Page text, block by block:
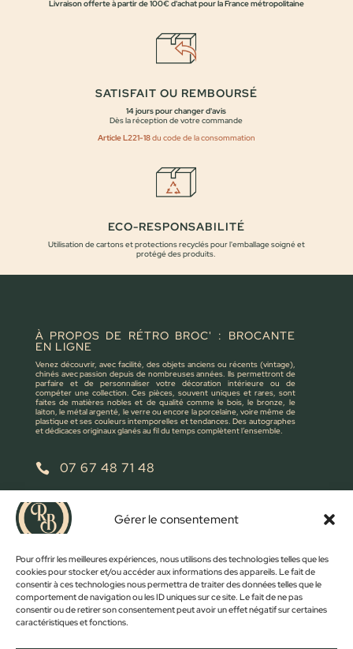
Gérer le consentement
Pour offrir les meilleures expériences, nous utilisons des technologies telles que les
cookies pour stocker et/ou accéder aux informations des appareils. Le fait de
consentir à ces technologies nous permettra de traiter des données telles que le
comportement de navigation ou les ID uniques sur ce site. Le fait de ne pas
consentir ou de retirer son consentement peut avoir un effet négatif sur certaines
caractéristiques et fonctions.
Livraison offerte à partir de 100€ d'achat pour la France métropolitaine
SATISFAIT OU REMBOURSÉ
14 jours pour changer d'avis
Dès la réception de votre commande
Article L221-18du code de la consommation
ECO-RESPONSABILITÉ
Utilisation de cartons et protections recyclés pour l'emballage soigné et
protégé des produits.
À PROPOS DE RÉTRO BROC' : BROCANTE
EN LIGNE
Venez découvrir, avec facilité, des objets anciens ou récents (vintage),
chinés avec passion depuis de nombreuses années. Ils permettront de
parfaire et de personnaliser votre décoration intérieure ou de
compéter une collection. Ces pièces, souvent uniques et rares, sont
faites de matières nobles et de qualité comme le bois, le bronze, le
laiton, le métal argenté, le verre ou encore la porcelaine, voire même de
plastique et ses couleurs intemporelles et tendances. Des autographes
et dédicaces originaux glanés au fil du temps complètent l’ensemble.
 07 67 48 71 48
 retrobroc85@gmail.com